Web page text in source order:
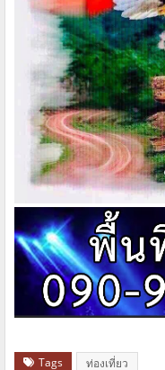
Tags ท่องเที่ยว